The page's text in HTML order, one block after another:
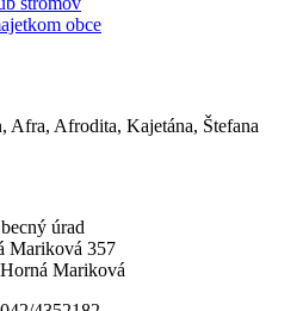
obce
Afra, Afrodita, Kajetána, Štefana
úrad
Mariková 357
Mariková